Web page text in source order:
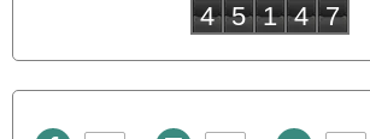
4 5 1 4 7